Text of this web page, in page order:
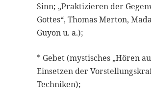
Sinn; „Praktizieren der
Gottes“, Thomas Merton,
Guyon u. a.);
* Gebet (mystisches „Hören
Einsetzen der
Techniken);